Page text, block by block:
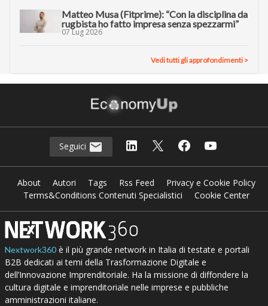
Matteo Musa (Fitprime): “Con la disciplina da
rugbista ho fatto impresa senza spezzarmi”
07 Lug 2026
Vedi tutti gli approfondimenti >
Seguici
About Autori Tags Rss Feed
Privacy e Cookie Policy
Terms&Conditions Contenuti Specialistici
Cookie Center
Nextwork360è il più grande network in Italia di testate e portali
B2B dedicati ai temi della Trasformazione Digitale e
dell’Innovazione Imprenditoriale. Ha la missione di diffondere la
cultura digitale e imprenditoriale nelle imprese e pubbliche
amministrazioni italiane.